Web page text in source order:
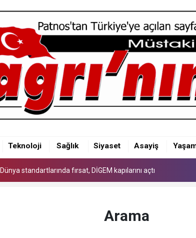
Teknoloji Sağlık Siyaset Asayiş
standartlarında fırsat, DİGEM kapılarını açtı
standartlarında fırsat, DİGEM kapılarını açtı
Arama